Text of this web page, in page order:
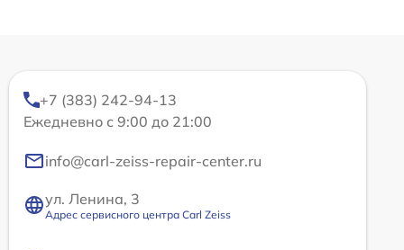
+7 (383) 242-94-13
Ежедневно с 9:00 до 21:00
info@carl-zeiss-repair-center.ru
ул. Ленина, 3
Адрес сервисного центра Carl Zeiss